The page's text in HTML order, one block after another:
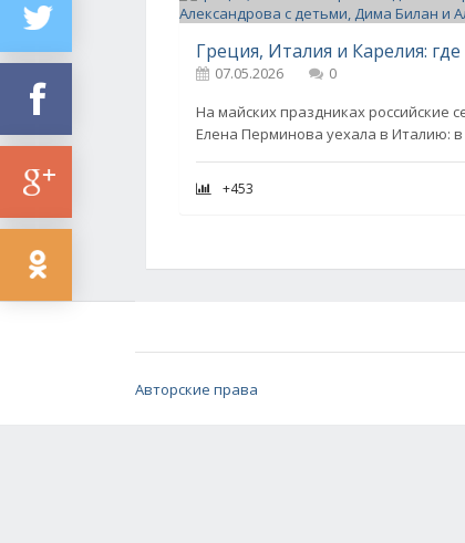
07.05.2026
0
На майских праздниках российские
Елена Перминова уехала в Италию:
+453
Авторские права